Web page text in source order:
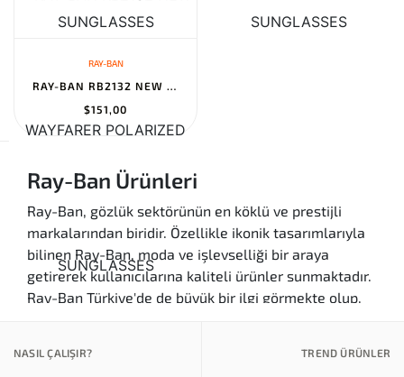
RAY-BAN
RAY-BAN RB2132 NEW WAYFARER POLARIZED SUNGLASSES
$151,00
Ray-Ban Ürünleri
Ray-Ban, gözlük sektörünün en köklü ve prestijli
markalarından biridir. Özellikle ikonik tasarımlarıyla
bilinen Ray-Ban, moda ve işlevselliği bir araya
getirerek kullanıcılarına kaliteli ürünler sunmaktadır.
Ray-Ban Türkiye'de de büyük bir ilgi görmekte olup,
ve optik gözlükleri ile günlük kullanım için
NASIL ÇALIŞIR? TREND ÜRÜNLER